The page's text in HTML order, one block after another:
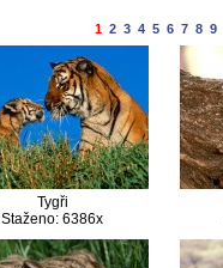
1 2 3 4 5 6 7 8 9
Tygři
Staženo: 6386x